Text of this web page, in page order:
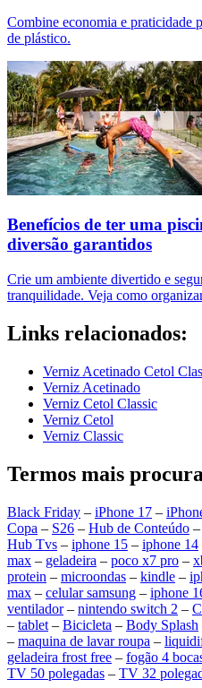
Combine economia e praticidade
de plástico.
Benefícios de ter uma
diversão garantidos
Crie um ambiente divertido e
tranquilidade. Veja como
Links relacionados:
Verniz Acetinado Cetol
Verniz Acetinado
Verniz Cetol Classic
Verniz Cetol
Verniz Classic
Termos mais
Black Friday – iPhone 17 –
Copa – S26 – Hub de Conteúdo –
Hub Tvs – iphone 15 – iphone 14
max – geladeira – poco x7 pro –
protein – microondas – kindle –
max – celular samsung – iphone
ventilador– nintendo switch 2 –
– tablet – Bicicleta – Body Splash
– maquina de lavar roupa –
geladeira frost free – fogão 4
TV 50 polegadas – TV 32